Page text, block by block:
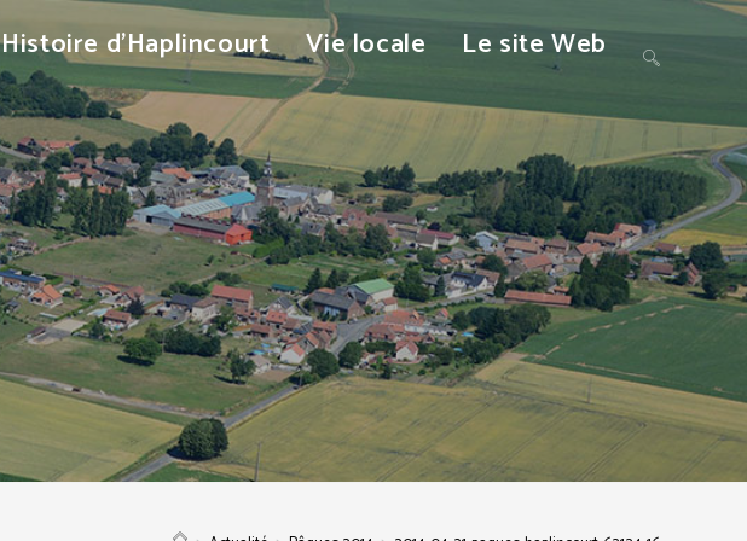
Histoire d’Haplincourt Vie locale Le site Web Toggle
website
search